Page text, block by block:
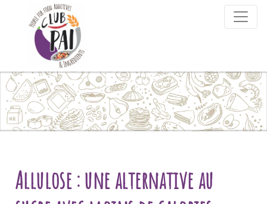
Skip to content
Allulose : une alternative au